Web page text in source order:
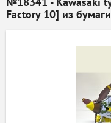
№18341 - Kawasaki
Factory 10] из бумаги